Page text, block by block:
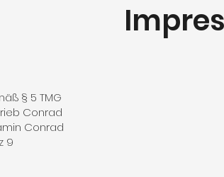
§ 5 TMG
Conrad
Conrad
9